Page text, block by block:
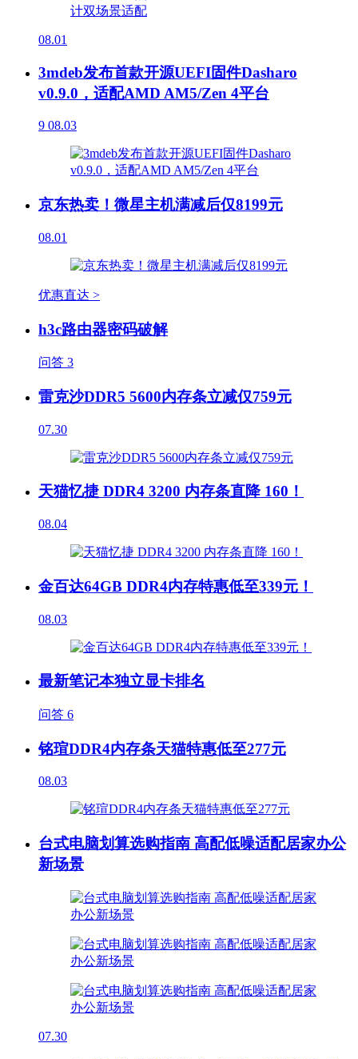
08.01
3mdeb发布首款开源UEFI固件Dasharo
v0.9.0，适配AMD AM5/Zen 4平台
9 08.03
京东热卖！微星主机满减后仅8199元
08.01
优惠直达 >
h3c路由器密码破解
问答 3
雷克沙DDR5 5600内存条立减仅759元
07.30
天猫忆捷 DDR4 3200 内存条直降 160！
08.04
金百达64GB DDR4内存特惠低至339元！
08.03
最新笔记本独立显卡排名
问答 6
铭瑄DDR4内存条天猫特惠低至277元
08.03
台式电脑划算选购指南 高配低噪适配居家办公
新场景
07.30